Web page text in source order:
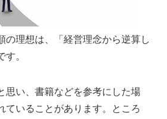
の理想は、「経営理念から逆算し
。
思い、書籍などを参考にした場
ていることがあります。ところ